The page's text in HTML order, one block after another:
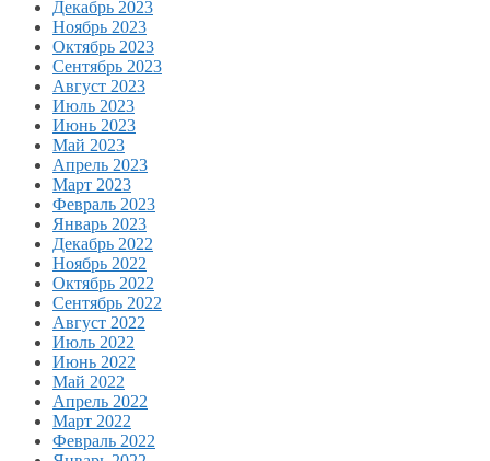
Декабрь 2023
Ноябрь 2023
Октябрь 2023
Сентябрь 2023
Август 2023
Июль 2023
Июнь 2023
Май 2023
Апрель 2023
Март 2023
Февраль 2023
Январь 2023
Декабрь 2022
Ноябрь 2022
Октябрь 2022
Сентябрь 2022
Август 2022
Июль 2022
Июнь 2022
Май 2022
Апрель 2022
Март 2022
Февраль 2022